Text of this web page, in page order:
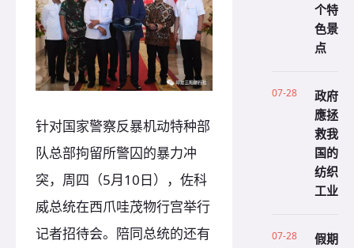
针对国家警察反暴机动特种部
队总部拘留所警囚的暴力冲
突，周四（5月10日），佐科
威总统在西爪哇茂物行宫举行
记者招待会。陪同总统的还有
个特
色景
点
07-28
政府
應拯
救我
国的
纺织
工业
07-28
假期